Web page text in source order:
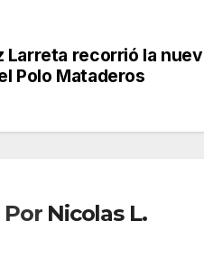
Larreta recorrió la
Polo Mataderos
Por Nicolas L.